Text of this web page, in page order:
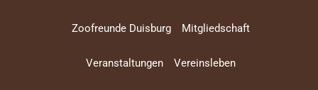
Zoofreunde Duisburg Mitgliedschaft
Veranstaltungen Vereinsleben